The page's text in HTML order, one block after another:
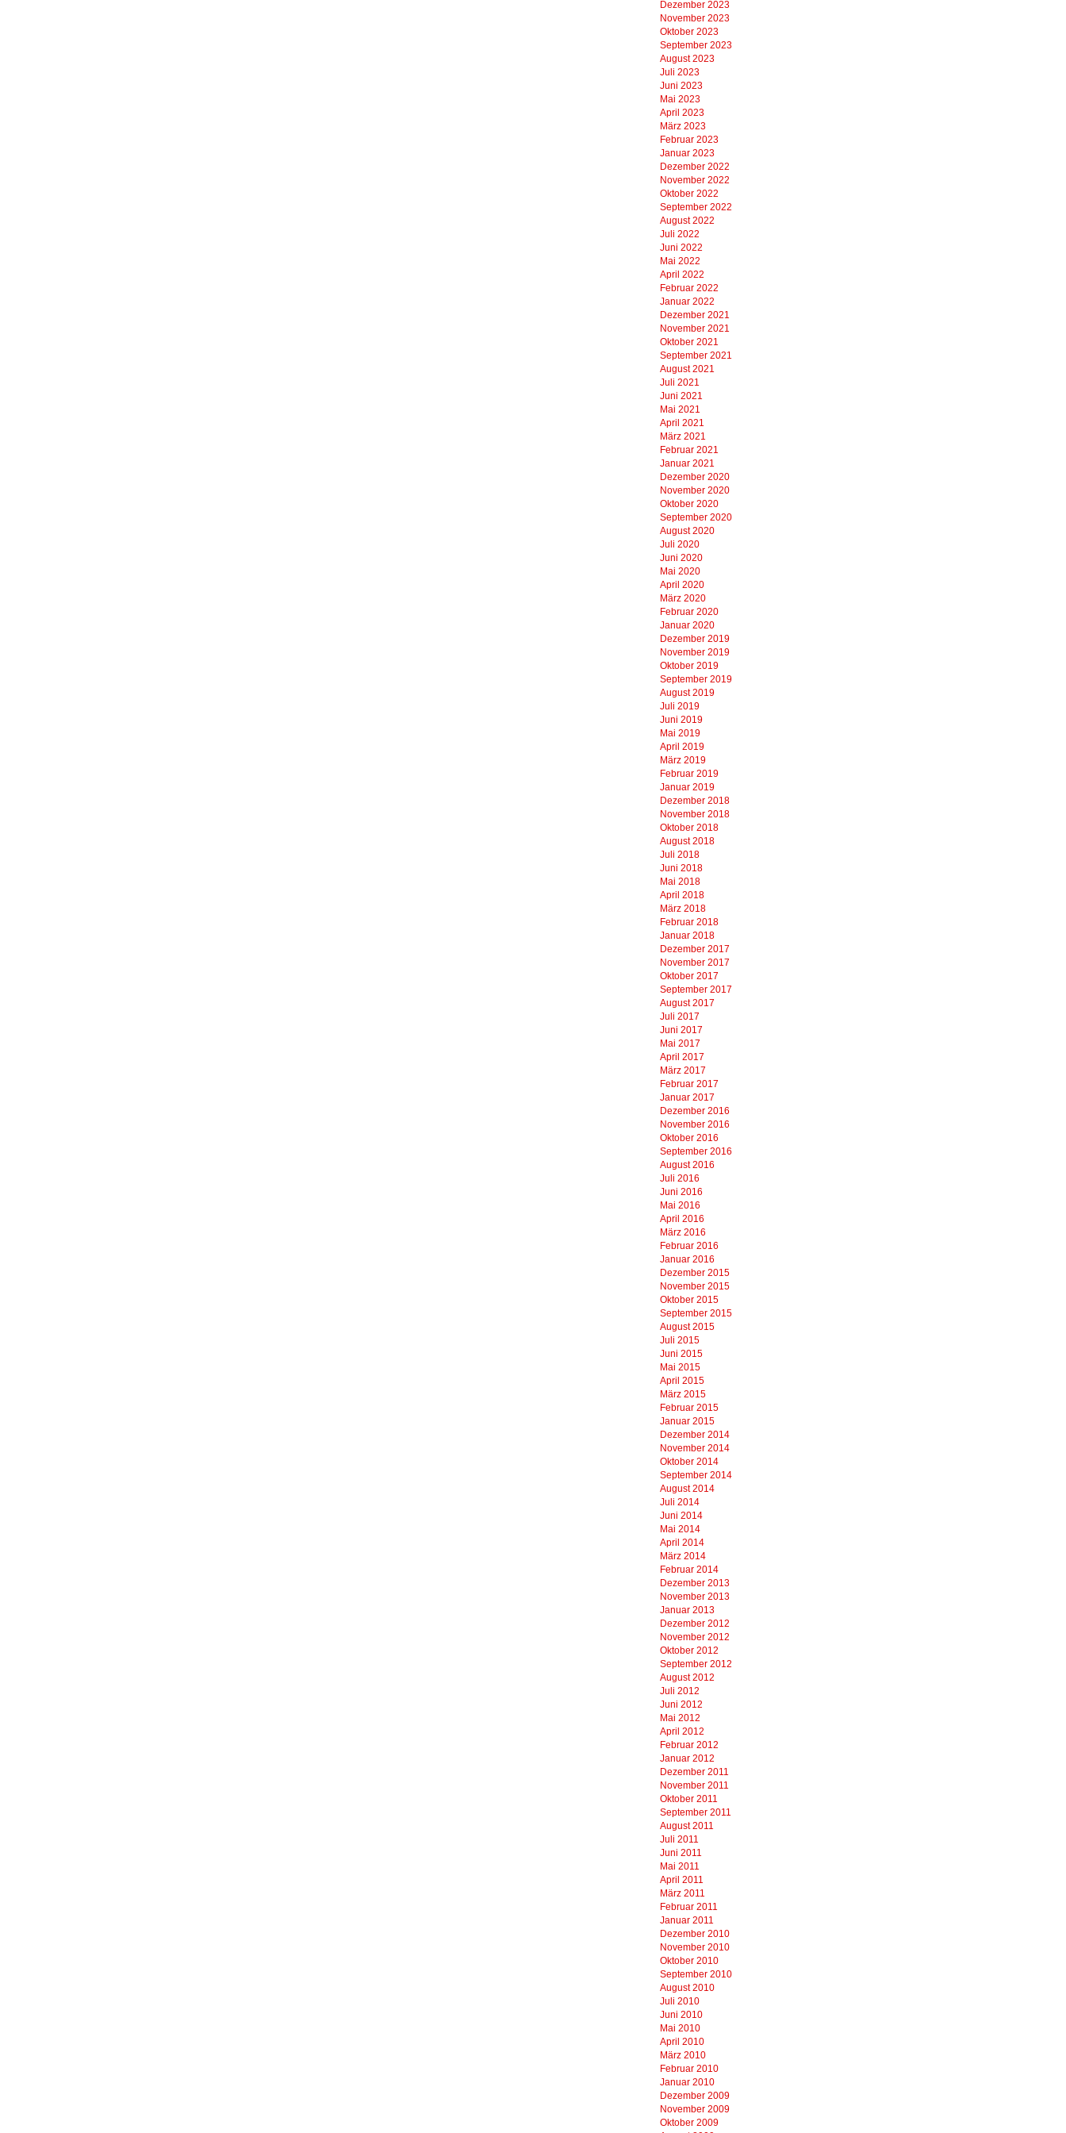
Dezember 2023
November 2023
Oktober 2023
September 2023
August 2023
Juli 2023
Juni 2023
Mai 2023
April 2023
März 2023
Februar 2023
Januar 2023
Dezember 2022
November 2022
Oktober 2022
September 2022
August 2022
Juli 2022
Juni 2022
Mai 2022
April 2022
Februar 2022
Januar 2022
Dezember 2021
November 2021
Oktober 2021
September 2021
August 2021
Juli 2021
Juni 2021
Mai 2021
April 2021
März 2021
Februar 2021
Januar 2021
Dezember 2020
November 2020
Oktober 2020
September 2020
August 2020
Juli 2020
Juni 2020
Mai 2020
April 2020
März 2020
Februar 2020
Januar 2020
Dezember 2019
November 2019
Oktober 2019
September 2019
August 2019
Juli 2019
Juni 2019
Mai 2019
April 2019
März 2019
Februar 2019
Januar 2019
Dezember 2018
November 2018
Oktober 2018
August 2018
Juli 2018
Juni 2018
Mai 2018
April 2018
März 2018
Februar 2018
Januar 2018
Dezember 2017
November 2017
Oktober 2017
September 2017
August 2017
Juli 2017
Juni 2017
Mai 2017
April 2017
März 2017
Februar 2017
Januar 2017
Dezember 2016
November 2016
Oktober 2016
September 2016
August 2016
Juli 2016
Juni 2016
Mai 2016
April 2016
März 2016
Februar 2016
Januar 2016
Dezember 2015
November 2015
Oktober 2015
September 2015
August 2015
Juli 2015
Juni 2015
Mai 2015
April 2015
März 2015
Februar 2015
Januar 2015
Dezember 2014
November 2014
Oktober 2014
September 2014
August 2014
Juli 2014
Juni 2014
Mai 2014
April 2014
März 2014
Februar 2014
Dezember 2013
November 2013
Januar 2013
Dezember 2012
November 2012
Oktober 2012
September 2012
August 2012
Juli 2012
Juni 2012
Mai 2012
April 2012
Februar 2012
Januar 2012
Dezember 2011
November 2011
Oktober 2011
September 2011
August 2011
Juli 2011
Juni 2011
Mai 2011
April 2011
März 2011
Februar 2011
Januar 2011
Dezember 2010
November 2010
Oktober 2010
September 2010
August 2010
Juli 2010
Juni 2010
Mai 2010
April 2010
März 2010
Februar 2010
Januar 2010
Dezember 2009
November 2009
Oktober 2009